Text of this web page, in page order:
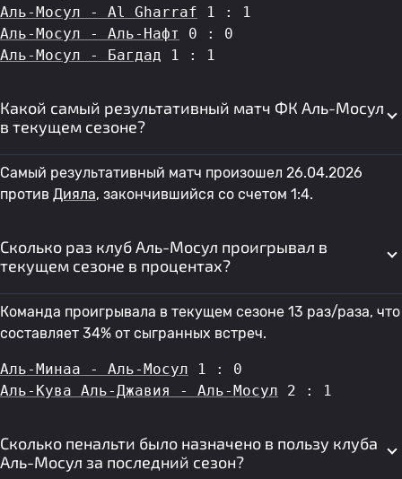
Аль-Мосул - Al Gharraf 1 : 1
Аль-Мосул - Аль-Нафт
0 : 0
Аль-Мосул - Багдад 1 : 1
Какой самый результативный матч ФК Аль-Мосул
в текущем сезоне?
Самый результативный матч произошел 26.04.2026
против Дияла, закончившийся со счетом 1:4.
Сколько раз клуб Аль-Мосул проигрывал в
текущем сезоне в процентах?
Команда проигрывала в текущем сезоне 13 раз/раза, что
составляет 34% от сыгранных встреч.
Аль-Минаа - Аль-Мосул 1 : 0
Аль-Кува Аль-Джавия - Аль-Мосул 2 : 1
Сколько пенальти было назначено в пользу клуба
Аль-Мосул за последний сезон?